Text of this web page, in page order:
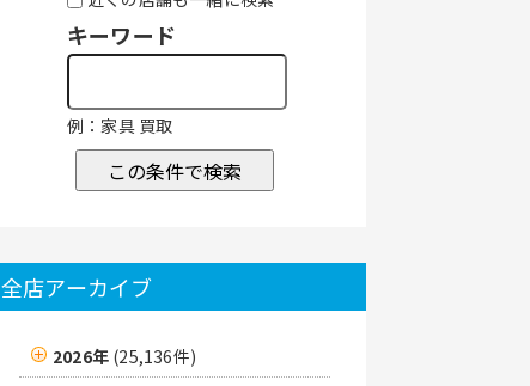
キーワード
例：家具 買取
この条件で検索
全店アーカイブ
2026年 (25,136件)